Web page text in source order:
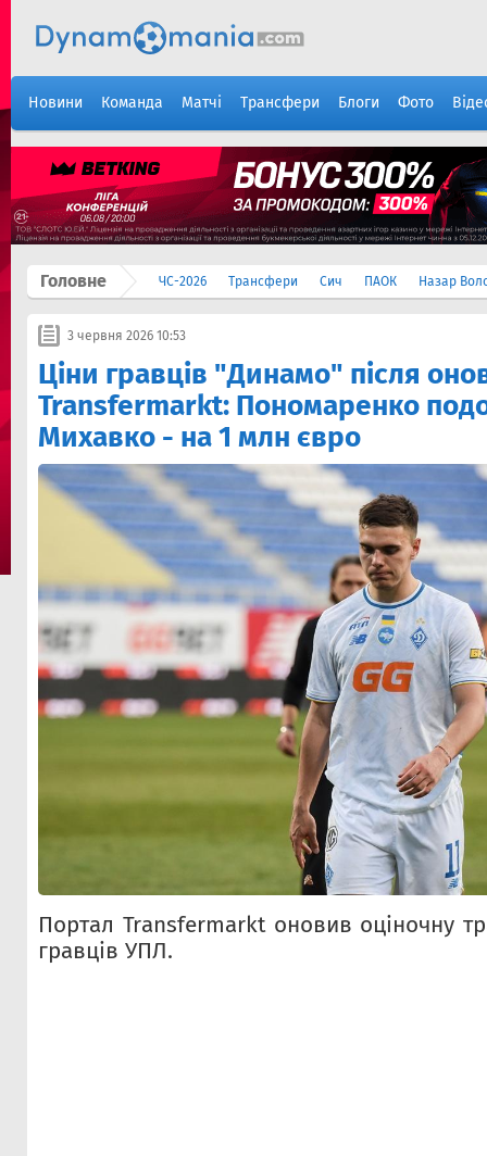
Новини Команда Матчі Трансфери Блоги Фото
Головне ЧС-2026 Трансфери Сич ПАОК Назар
3 червня 2026 10:53
Ціни гравців "Динамо" після
Transfermarkt: Пономаренко
Михавко - на 1 млн євро
Портал Transfermarkt оновив оціночну
гравців УПЛ.